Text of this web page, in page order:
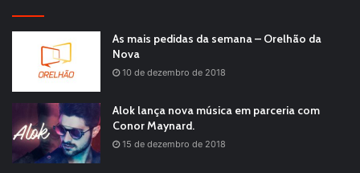
As mais pedidas da semana – Orelhão da
Nova
10 de dezembro de 2018
Alok lança nova música em parceria com
Conor Maynard.
15 de dezembro de 2018